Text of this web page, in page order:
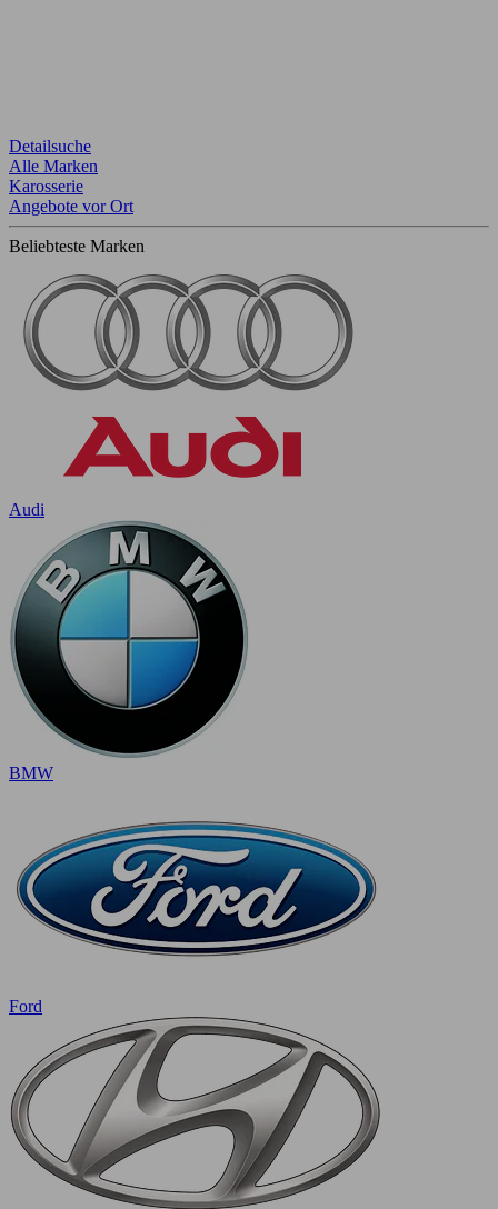
Detailsuche
Alle Marken
Karosserie
Angebote vor Ort
Beliebteste Marken
Audi
BMW
Ford